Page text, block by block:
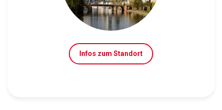
Infos zum Standort